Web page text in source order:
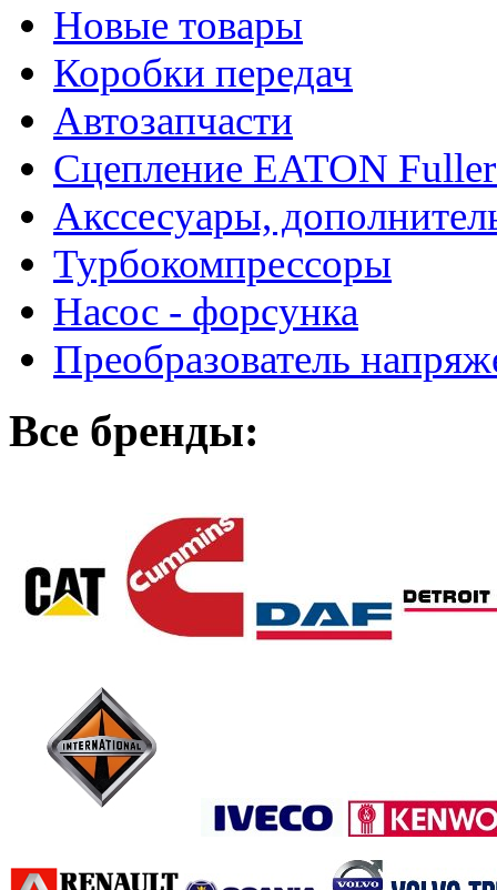
Новые товары
Коробки передач
Автозапчасти
Сцепление EATON
Акссесуары,
Турбокомпрессоры
Насос - форсунка
Преобразователь
Все бренды: